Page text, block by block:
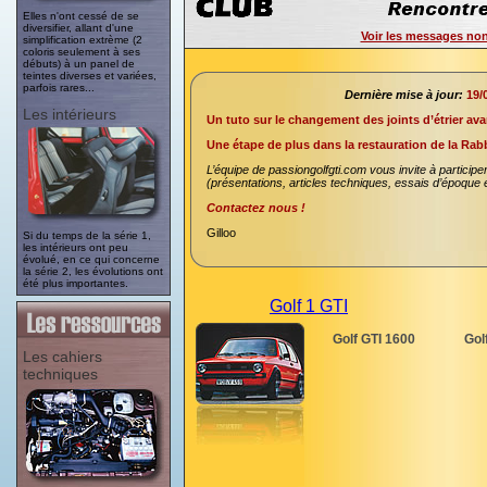
Elles n'ont cessé de se
diversifier, allant d'une
simplification extrème (2
coloris seulement à ses
débuts) à un panel de
teintes diverses et variées,
parfois rares...
Les intérieurs
Si du temps de la série 1,
les intérieurs ont peu
évolué, en ce qui concerne
la série 2, les évolutions ont
été plus importantes.
Les cahiers
techniques
Voir les messages
Dernière mise à jour: 19/
Un tuto sur le changement des joints d’étrier
Une étape de plus dans la restauration de la
L’équipe de passiongolfgti.com vous invite à
(présentations, articles techniques, essais d’époque
Contactez nous !
Gilloo
Golf 1 GTI
Golf GTI 1600